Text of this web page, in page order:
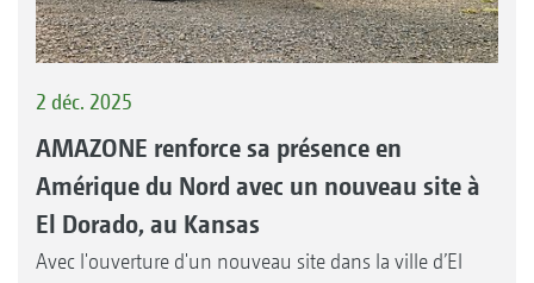
2 déc. 2025
AMAZONE renforce sa présence en
Amérique du Nord avec un nouveau site à
El Dorado, au Kansas
Avec l'ouverture d'un nouveau site dans la ville d’El